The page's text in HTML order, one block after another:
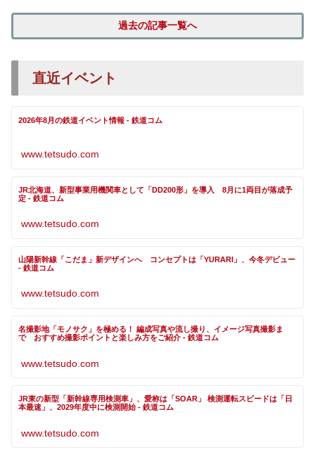
過去の記事一覧へ
直近イベント
2026年8月の鉄道イベント情報 - 鉄道コム
www.tetsudo.com
JR北海道、新型事業用機関車として「DD200形」を導入 8月に1両目が落成予
定 - 鉄道コム
www.tetsudo.com
山陽新幹線「こだま」新デザインへ コンセプトは「YURARI」、今冬デビュー
- 鉄道コム
www.tetsudo.com
名撮影地「モノサク」を極める！ 編成写真や流し撮り、イメージ写真撮影ま
で おすすめ撮影ポイントと楽しみ方をご紹介 - 鉄道コム
www.tetsudo.com
JR東の新型「新幹線専用検測車」、愛称は「SOAR」 検測運転スピードは「日
本最速」、2029年度中に検測開始 - 鉄道コム
www.tetsudo.com